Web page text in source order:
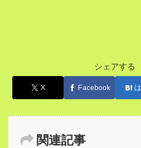
シェアする
X Facebook
関連記事